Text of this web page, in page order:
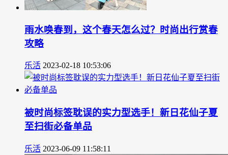
雨水唤春到，这个春天怎么过？时尚出行赏春
攻略
乐活 2023-02-18 10:53:06
被时尚标签耽误的实力型选手！新日花仙子夏
至扫街必备单品
乐活 2023-06-09 11:58:11